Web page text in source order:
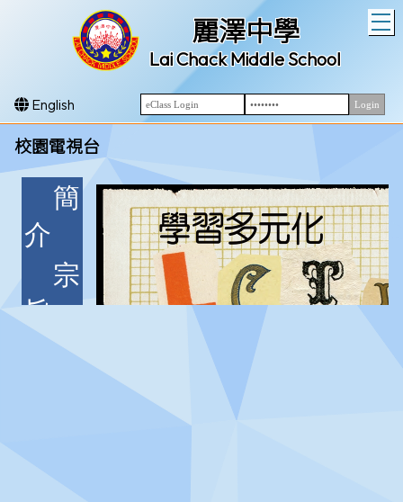
麗澤中學
Lai Chack Middle School
English
校園電視台